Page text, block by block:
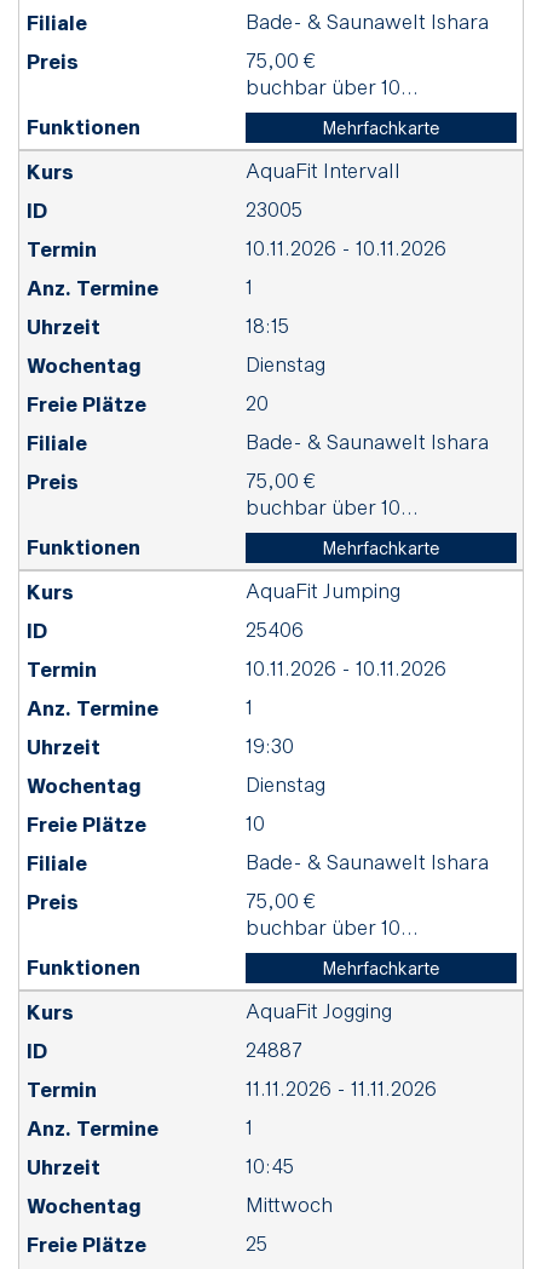
Bade- & Saunawelt Ishara
75,00 €
buchbar über 10...
Mehrfachkarte
AquaFit Intervall
23005
10.11.2026 - 10.11.2026
1
18:15
Dienstag
20
Bade- & Saunawelt Ishara
75,00 €
buchbar über 10...
Mehrfachkarte
AquaFit Jumping
25406
10.11.2026 - 10.11.2026
1
19:30
Dienstag
10
Bade- & Saunawelt Ishara
75,00 €
buchbar über 10...
Mehrfachkarte
AquaFit Jogging
24887
11.11.2026 - 11.11.2026
1
10:45
Mittwoch
25